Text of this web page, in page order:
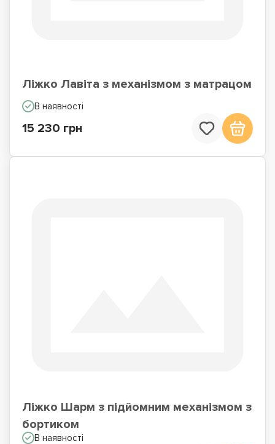
Ліжко Лавіта з механізмом з матрацом
В наявності
15 230 грн
Ліжко Шарм з підйомним механізмом з
бортиком
В наявності